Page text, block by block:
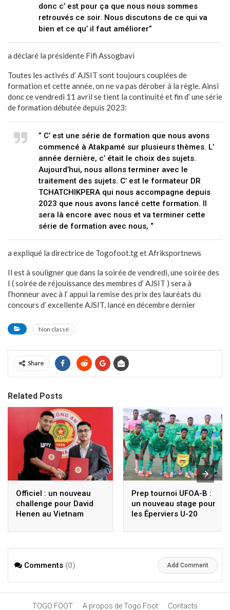
donc c’ est pour ça que nous nous sommes
retrouvés ce soir. Nous discutons de ce qui va
bien et ce qu’ il faut améliorer”
a déclaré la présidente Fifi Assogbavi
Toutes les activés d’ AJSIT sont toujours couplées de
formation et cette année, on ne va pas dérober à la règle. Ainsi
donc ce vendredi 11 avril se tient la continuité et fin d’ une série
de formation débutée depuis 2023:
” C’ est une série de formation que nous avons
commencé à Atakpamé sur plusieurs thèmes. L’
année dernière, c’ était le choix des sujets.
Aujourd’hui, nous allons terminer avec le
traitement des sujets. C’ est le formateur DR
TCHATCHIKPERA qui nous accompagne depuis
2023 que nous avons lancé cette formation. Il
sera là encore avec nous et va terminer cette
série de formation avec nous, “
a expliqué la directrice de Togofoot.tg et Afriksportnews
Il est à souligner que dans la soirée de vendredi, une soirée des
I ( soirée de réjouissance des membres d’ AJSIT ) sera à
l’honneur avec à l’ appui la remise des prix des lauréats du
concours d’ excellente AJSIT, lancé en décembre dernier
Non classé
Share
Related Posts
Officiel : un nouveau
challenge pour David
Henen au Vietnam
Prep tournoi UFOA-B :
un nouveau stage pour
les Éperviers U-20
Comments (0) Add Comment
TOGO FOOT A propos de Togo Foot Contacts